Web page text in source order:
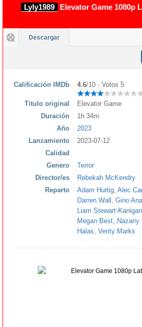
Lyly1989 Elevator Game 1080p
Descargar
Calificación IMDb 4.6/10 - Votos 5
Titulo original
Elevator Game
Duración
1h 34m
Año
2023
Lanzamiento
2023-07-12
Calidad
Genero
Terror
Director/es
Rebekah McKendry
Reparto
Adam Hurtig Alec
Darren Wall
Gino
Liam Stewart-Kanigan
Megan Best
Nazariy
Halas Verity Marks